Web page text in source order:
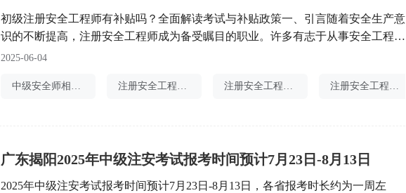
初级注册安全工程师有补贴吗？全面解读考试与补贴政策一、引言随着安全生产意
识的不断提高，注册安全工程师成为备受瞩目的职业。许多有志于从事安全工程工
作的考生纷纷关注注册安全工程师考试的相关信息。本文将针对初级注册安全工程
册安全工程师概述注册安全工程师是国家对安全工程领域专业技术人员的职业资格
2025-06-04
中级安全师相关专业 注册安全工程师课程 注册安全工程师证书打印 注册安全工程师笔记
广东揭阳2025年中级注安考试报考时间预计7月23日-8月13日
2025年中级注安考试报考时间预计7月23日-8月13日，各省报考时长约为一周左